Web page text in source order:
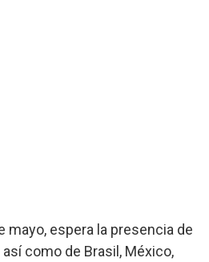
mayo, espera la presencia de
como de Brasil, México,